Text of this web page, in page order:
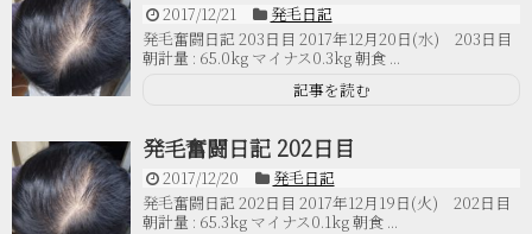
2017/12/21
発毛日記
発毛奮闘日記 203日目 2017年12月20日(水) 203日目
朝計量 : 65.0kg マイナス0.3kg 朝食 ...
記事を読む
発毛奮闘日記 202日目
2017/12/20
発毛日記
発毛奮闘日記 202日目 2017年12月19日(火) 202日目
朝計量 : 65.3kg マイナス0.1kg 朝食 ...